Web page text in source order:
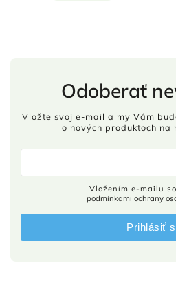
Odoberať
Vložte svoj e-mail a my Vám
o nových produktoch na
podmínkami ochrany
Prihlásiť